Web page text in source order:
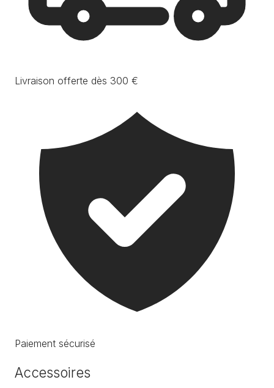
Livraison offerte dès 300 €
Paiement sécurisé
Accessoires